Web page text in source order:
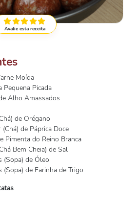
Avalie esta receita
Moída
Pequena Picada
Alho Amassados
de Orégano
de Páprica Doce
Pimenta do Reino Branca
Bem Cheia) de Sal
(Sopa) de Óleo
(Sopa) de Farinha de Trigo